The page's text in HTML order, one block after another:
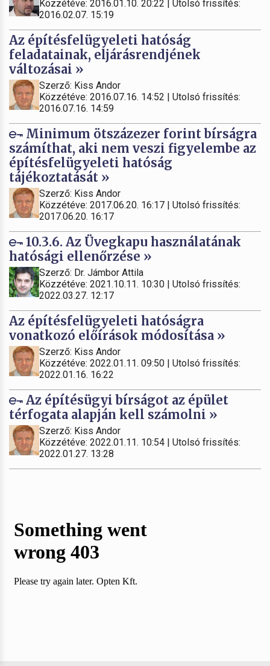
Közzétéve: 2016.01.10. 20:22 | Utolsó frissítés:
2016.02.07. 15:19
Az építésfelügyeleti hatóság
feladatainak, eljárásrendjének
változásai »
Szerző: Kiss Andor
Közzétéve: 2016.07.16. 14:52 | Utolsó frissítés:
2016.07.16. 14:59
Minimum ötszázezer forint bírságra
számíthat, aki nem veszi figyelembe az
építésfelügyeleti hatóság
tájékoztatását »
Szerző: Kiss Andor
Közzétéve: 2017.06.20. 16:17 | Utolsó frissítés:
2017.06.20. 16:17
10.3.6. Az Üvegkapu használatának
hatósági ellenőrzése »
Szerző: Dr. Jámbor Attila
Közzétéve: 2021.10.11. 10:30 | Utolsó frissítés:
2022.03.27. 12:17
Az építésfelügyeleti hatóságra
vonatkozó előírások módosítása »
Szerző: Kiss Andor
Közzétéve: 2022.01.11. 09:50 | Utolsó frissítés:
2022.01.16. 16:22
Az építésügyi bírságot az épület
térfogata alapján kell számolni »
Szerző: Kiss Andor
Közzétéve: 2022.01.11. 10:54 | Utolsó frissítés:
2022.01.27. 13:28